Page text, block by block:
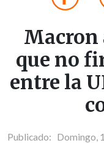
que no
entre la
Publicado: Domingo,